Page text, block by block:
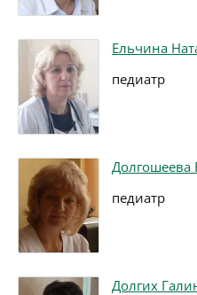
Ельчина
педиатр
Долгошеева
педиатр
Долгих